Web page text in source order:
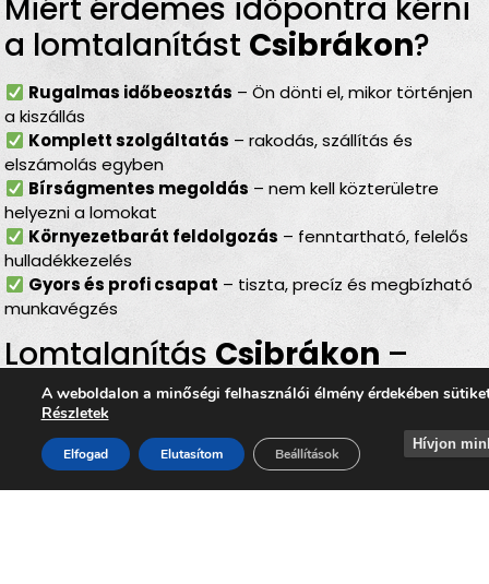
Miért érdemes időpontra kérni
a lomtalanítást Csibrákon?
Rugalmas időbeosztás – Ön dönti el, mikor történjen
a kiszállás
Komplett szolgáltatás – rakodás, szállítás és
elszámolás egyben
Bírságmentes megoldás – nem kell közterületre
helyezni a lomokat
Környezetbarát feldolgozás – fenntartható, felelős
hulladékkezelés
Gyors és profi csapat – tiszta, precíz és megbízható
munkavégzés
Lomtalanítás Csibrákon –
ideális választás minden
helyzetben
költözés, nagytakarítás ,pince- vagy
padlásürítés,garázsrendezés,felújítás utáni
A weboldalon a minőségi felhasználói élmény érdekében
Részletek
Elfogad Elutasítom Beállítások
Hívjon